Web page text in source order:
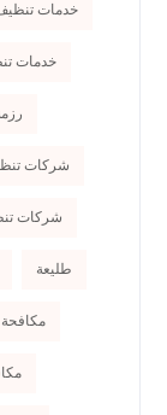
خدمات
خدمات
شركات
شركات
طليعة
مكافحة